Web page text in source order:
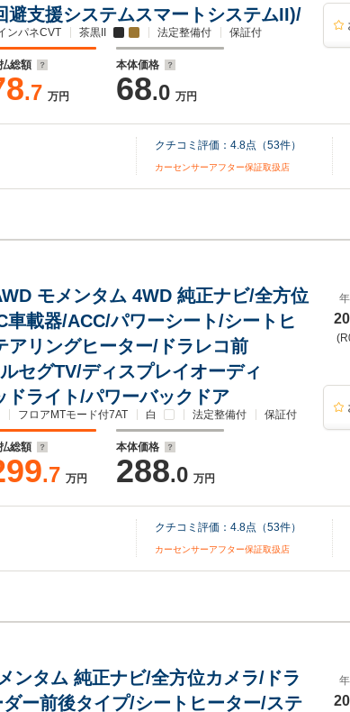
避支援システムスマートシステムII)/
ンパネCVT 茶黒II 法定整備付 保証付
総額
.7 万円
本体価格
68.0 万円
クチコミ評価： 4.8点（53件）
カーセンサーアフター保証取扱店
モメンタム 4WD 純正ナビ/全方位
車載器/ACC/パワーシート/シートヒ
アリングヒーター/ドラレコ前
セグTV/ディスプレイオーディ
ドライト/パワーバックドア
フロアMTモード付7AT 白 法定整備付 保証付
総額
.7 万円
本体価格
288.0 万円
クチコミ評価： 4.8点（53件）
カーセンサーアフター保証取扱店
ンタム 純正ナビ/全方位カメラ/ドラ
ー前後タイプ/シートヒーター/ステ